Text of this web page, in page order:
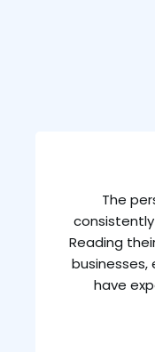
The
Reading
businesses,
have